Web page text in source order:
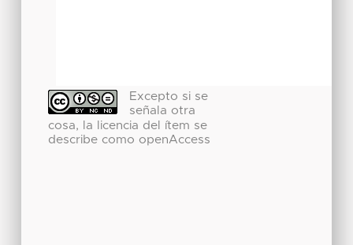
Excepto si se
señala otra
cosa, la licencia del ítem se
describe como openAccess